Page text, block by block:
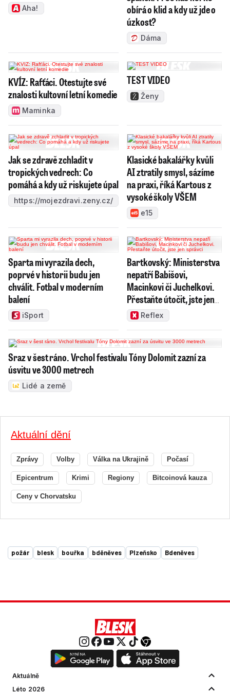
Aha!
obírá o klid a kdy už jde o
úzkost?
Dáma
KVÍZ: Rafťáci. Otestujte své
znalosti kultovní letní komedie
Maminka
TEST VIDEO
Ženy
Jak se zdravě zchladit v
tropických vedrech: Co
pomáhá a kdy už riskujete úpal
https://mojezdravi.zeny.cz/
Klasické bakalářky kvůli
AI ztratily smysl, sázíme
na praxi, říká Kartous z
vysoké školy VŠEM
e15
Sparta mi vyrazila dech,
poprvé v historii budu jen
chválit. Fotbal v moderním
balení
iSport
Bartkovský: Ministerstva
nepatří Babišovi,
Macinkovi či Juchelkovi.
Přestaňte útočit, jste jen
správci
Reflex
Sraz v šest ráno. Vrchol festivalu Tóny Dolomit zazní za
úsvitu ve 3000 metrech
Lidé a země
Aktuální dění
Zprávy Volby Válka na Ukrajině Počasí
Epicentrum Krimi Regiony Bitcoinová kauza
Ceny v Chorvatsku
požár blesk bouřka bděněves Plzeňsko Bdeněves
Aktuálně
Léto 2026